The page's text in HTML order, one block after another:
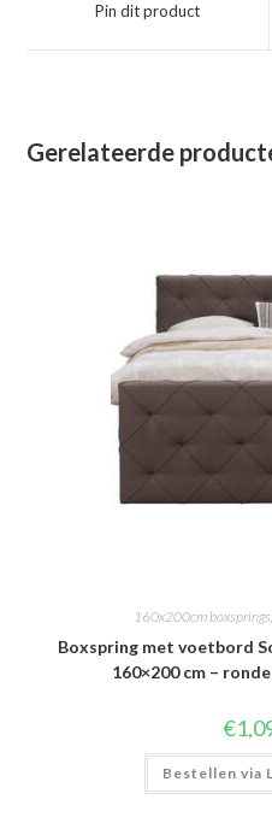
nieuw
Pin dit product
Gerelateerde
160x200cm boxsprings,
Boxspring met voetbord
160×200 cm –
€
Bestellen via